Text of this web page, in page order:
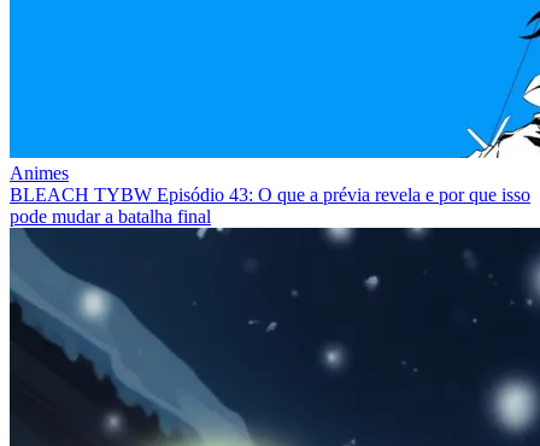
Animes
BLEACH TYBW Episódio 43: O que a prévia revela e por que isso
pode mudar a batalha final